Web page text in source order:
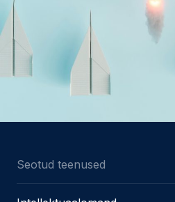
Seotud teenused